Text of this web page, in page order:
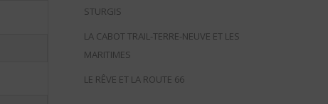
STURGIS
LA CABOT TRAIL-TERRE-NEUVE ET LES
MARITIMES
LE RÊVE ET LA ROUTE 66